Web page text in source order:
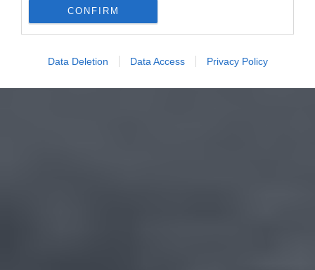
CONFIRM
Data Deletion Data Access Privacy Policy